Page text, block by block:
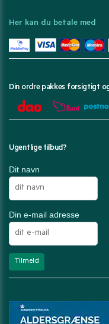
Her kan du betale med
Din ordre pakkes forsigtigt
Ugentlige tilbud?
Dit navn
Din e-mail adresse